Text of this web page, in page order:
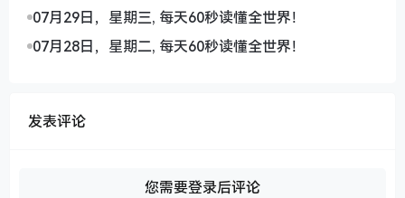
07月29日，星期三, 每天60秒读懂全世界！
07月28日，星期二, 每天60秒读懂全世界！
发表评论
您需要登录后评论